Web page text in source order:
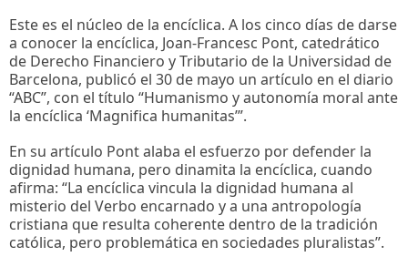
Este es el núcleo de la encíclica. A los cinco días de darse
a conocer la encíclica, Joan-Francesc Pont, catedrático
de Derecho Financiero y Tributario de la Universidad de
Barcelona, publicó el 30 de mayo un artículo en el diario
“ABC”, con el título “Humanismo y autonomía moral ante
la encíclica ‘Magnifica humanitas’”.
En su artículo Pont alaba el esfuerzo por defender la
dignidad humana, pero dinamita la encíclica, cuando
afirma: “La encíclica vincula la dignidad humana al
misterio del Verbo encarnado y a una antropología
cristiana que resulta coherente dentro de la tradición
católica, pero problemática en sociedades pluralistas”.